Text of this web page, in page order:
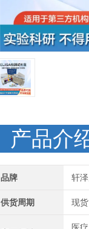
产品介
品牌 轩
供货周期 现货